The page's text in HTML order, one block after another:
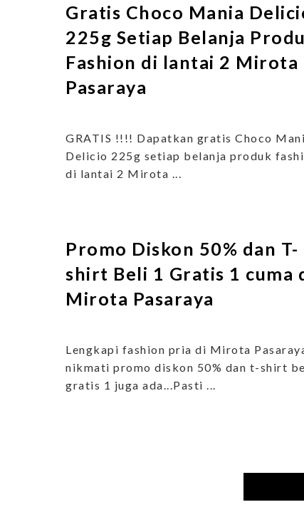
Gratis Choco Mania
225g Setiap Belanja
Fashion di lantai 2 Mirota
Pasaraya
GRATIS !!!! Dapatkan gratis Choco
Delicio 225g setiap belanja produk
di lantai 2 Mirota ...
Promo Diskon 50% dan T-
shirt Beli 1 Gratis 1 cuma
Mirota Pasaraya
Lengkapi fashion pria di Mirota
nikmati promo diskon 50% dan t-shirt
gratis 1 juga ada...Pasti ...